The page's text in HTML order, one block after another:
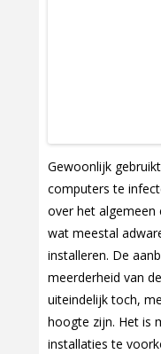
Gewoonlijk
computers te
over het algemeen
wat meestal
installeren. De
meerderheid van
uiteindelijk toch,
hoogte zijn. Het is
installaties te